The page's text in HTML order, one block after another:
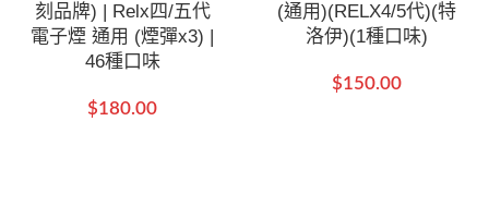
刻品牌) | Relx四/五代
電子煙 通用 (煙彈x3) |
46種口味
$180.00
(通用)(RELX4/5代)(特
洛伊)(1種口味)
$150.00